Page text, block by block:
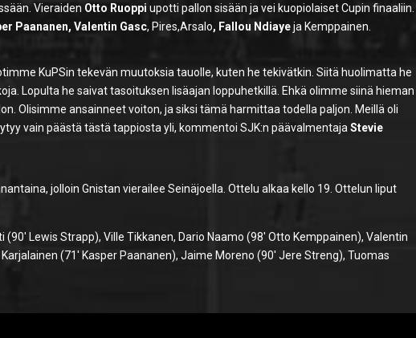
Vieraiden Otto Ruoppi upotti pallon sisään ja vei kuopiolaiset Cupin finaaliin.
Paananen, Valentin Gasc, Pires,Arsalo, Fallou Ndiayeja Kemppainen.
KuPSin tekevän muutoksia tauolle, kuten he tekivätkin. Siitä huolimatta he
Lopulta he saivat tasoituksen lisäajan loppuhetkillä. Ehkä olimme siinä hieman
Olisimme ansainneet voiton, ja siksi tämä harmittaa todella paljon. Meillä oli
vain päästä tästä tappiosta yli, kommentoi SJK:n päävalmentajaStevie
jolloin Gnistan vierailee Seinäjoella. Ottelu alkaa kello 19. Ottelun liput
(90′ Lewis Strapp), Ville Tikkanen, Dario Naamo (98′ Otto Kemppainen), Valentin
(71′ Kasper Paananen), Jaime Moreno (90′ Jere Streng), Tuomas